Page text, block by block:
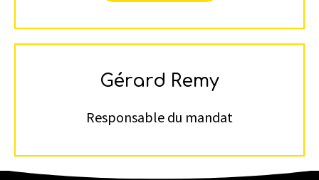
Gérard Remy
Responsable du mandat